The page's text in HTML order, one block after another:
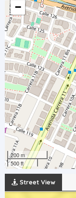
−
200 m
500 ft
Street View